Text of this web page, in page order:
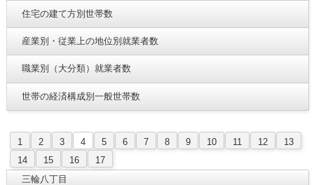
住宅の建て方別世帯数
産業別・従業上の地位別就業者数
職業別（大分類）就業者数
世帯の経済構成別一般世帯数
1 2 3 4 5 6 7 8 9 10 11 12
13
14
15 16
17
三輪八丁目